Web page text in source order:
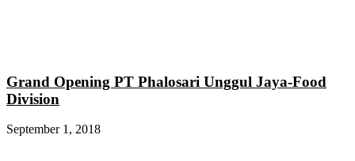
Grand Opening PT Phalosari Unggul Jaya-Food
Division
September 1, 2018